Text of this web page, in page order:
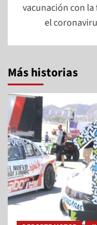
vacunación con
el
Más historias